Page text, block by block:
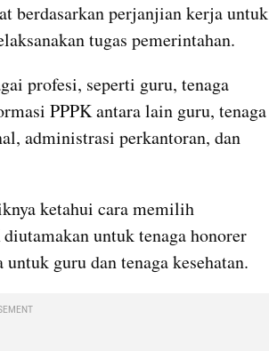
berdasarkan perjanjian kerja untuk
tugas pemerintahan.
profesi, seperti guru, tenaga
PPPK antara lain guru, tenaga
administrasi perkantoran, dan
ketahui cara memilih
untuk tenaga honorer
guru dan tenaga kesehatan.